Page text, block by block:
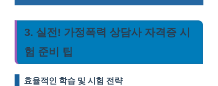
3. 실전! 가정폭력 상담사 자격증 시
험 준비 팁
효율적인 학습 및 시험 전략